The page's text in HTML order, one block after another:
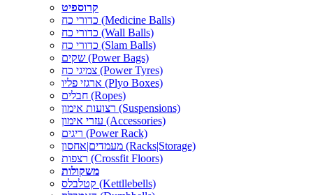
קרוספיט
כדורי כח (Medicine Balls)
כדורי כח (Wall Balls)
כדורי כח (Slam Balls)
שקים (Power Bags)
צמיגי כח (Power Tyres)
ארגזי פליו (Plyo Boxes)
חבלים (Ropes)
רצועות אימון (Suspensions)
עזרי אימון (Accessories)
ריגים (Power Rack)
מעמדים|אחסון (Racks|Storage)
רצפות (Crossfit Floors)
משקולות
קטלבלס (Kettllebells)